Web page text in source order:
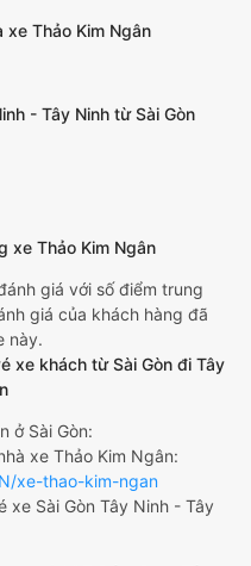
xe Thảo Kim Ngân
- Tây Ninh từ Sài Gòn
xe Thảo Kim Ngân
giá với số điểm trung
giá của khách hàng đã
này.
xe khách từ Sài Gòn đi Tây
ở Sài Gòn:
xe Thảo Kim Ngân:
xe-thao-kim-ngan
xe Sài Gòn Tây Ninh - Tây